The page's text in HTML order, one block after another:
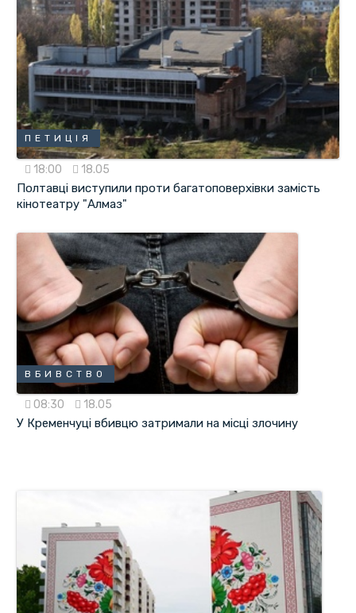
ПЕТИЦІЯ
18:00 18.05
Полтавці виступили проти багатоповерхівки замість
кінотеатру "Алмаз"
ВБИВСТВО
08:30 18.05
У Кременчуці вбивцю затримали на місці злочину